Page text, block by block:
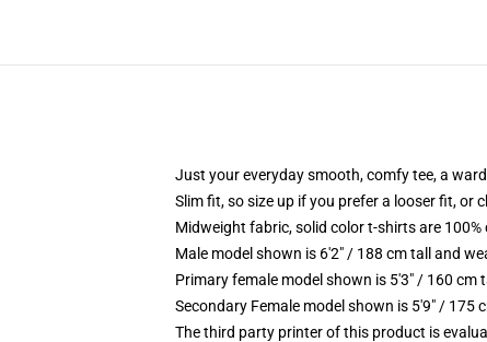
Just your everyday smooth, comfy tee, a
Slim fit, so size up if you prefer a looser fit, or
Midweight fabric, solid color t-shirts are 100%
Male model shown is 6'2" / 188 cm tall and
Primary female model shown is 5'3" / 160 cm
Secondary Female model shown is 5'9" / 175
The third party printer of this product is